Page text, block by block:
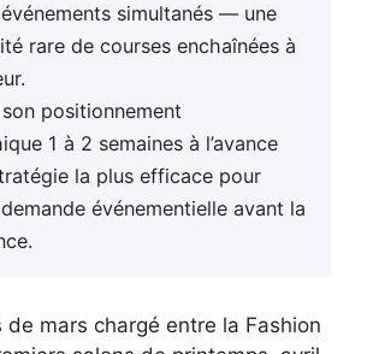
simultanés — une
rare de courses enchaînées à
positionnement
1 à 2 semaines à l’avance
la plus efficace pour
événementielle avant la
de mars chargé entre la Fashion